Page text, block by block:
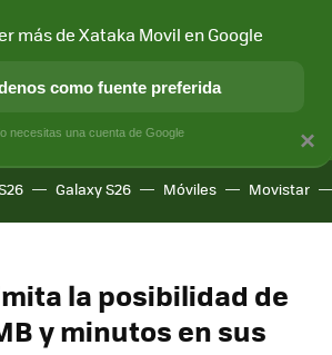
Y SOCIEDAD APLICACIONES
Galaxy S26 Móviles Movistar
la posibilidad de
y minutos en sus
×
más de Xataka Movil en Google
como fuente preferida
necesitas una cuenta de Google